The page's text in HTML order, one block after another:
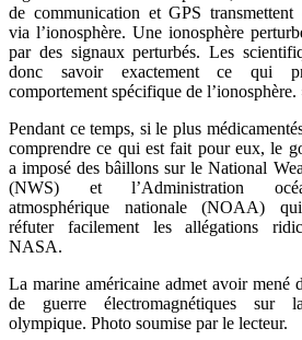
de communication et GPS transmettent
via l’ionosphère. Une ionosphère
par des signaux perturbés. Les
donc savoir exactement ce qui
comportement spécifique de
Pendant ce temps, si le plus
comprendre ce qui est fait pour eux, le
a imposé des bâillons sur le National
(NWS) et l’Administration
atmosphérique nationale (NOAA)
réfuter facilement les allégations
NASA.
La marine américaine admet avoir mené
de guerre électromagnétiques sur
olympique. Photo soumise par le lecteur.